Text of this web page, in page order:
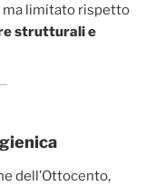
ma limitato rispetto
strutturali e
dell’Ottocento,